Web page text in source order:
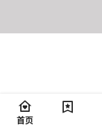
首页